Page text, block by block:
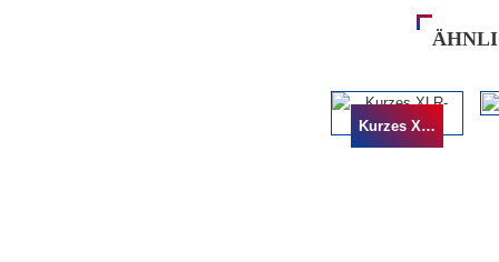
Kurzes XLR-Audiokabel